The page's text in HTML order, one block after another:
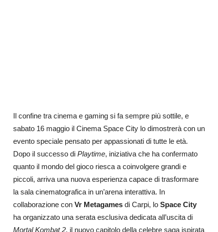
Il confine tra cinema e gaming si fa sempre più sottile, e
sabato 16 maggio il Cinema Space City lo dimostrerà con un
evento speciale pensato per appassionati di tutte le età.
Dopo il successo di Playtime, iniziativa che ha confermato
quanto il mondo del gioco riesca a coinvolgere grandi e
piccoli, arriva una nuova esperienza capace di trasformare
la sala cinematografica in un’arena interattiva. In
collaborazione con Vr Metagamesdi Carpi, loSpace City
ha organizzato una serata esclusiva dedicata all’uscita di
Mortal Kombat 2, il nuovo capitolo della celebre saga ispirata